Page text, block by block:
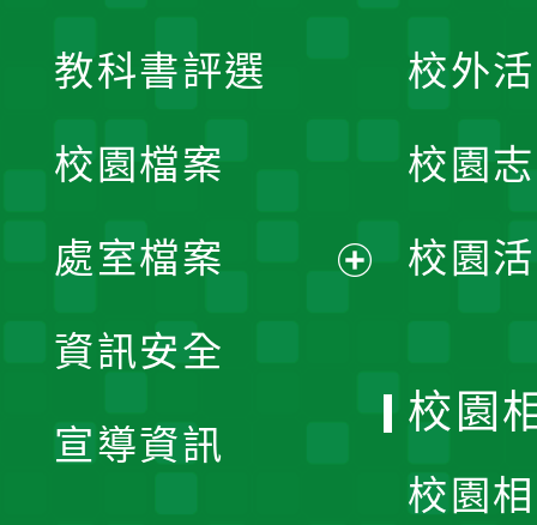
單
教科書評選
校園檔案
處室檔案
資訊安全
宣導資訊
校外
校園
校園
校園
校園